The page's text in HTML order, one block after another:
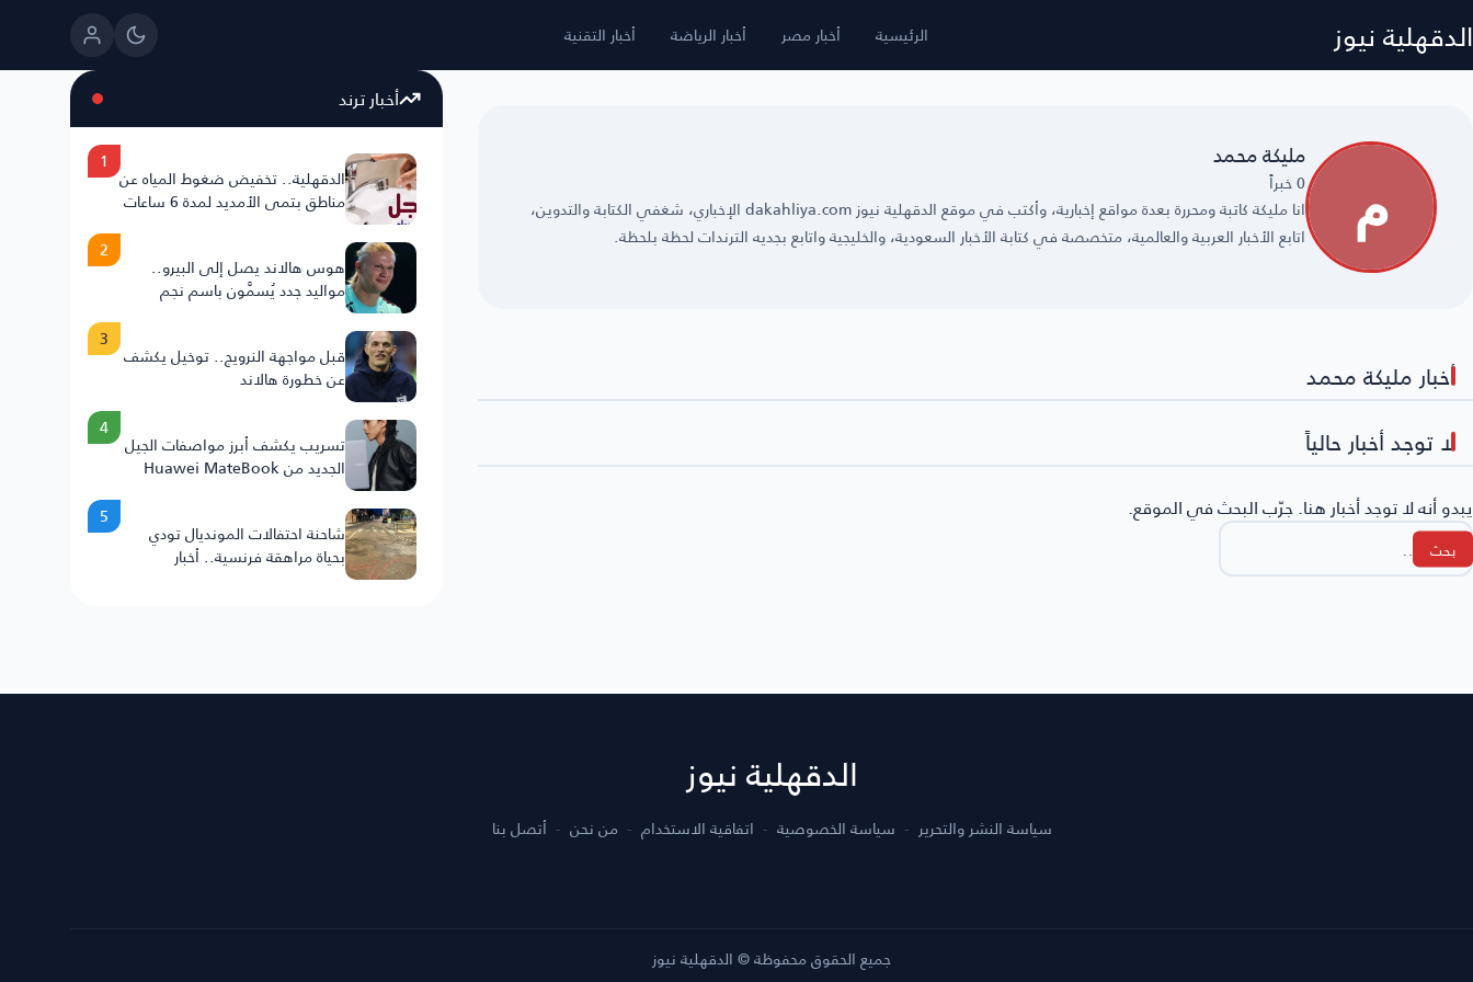
الدقهلية نيوز الرئيسية أخبار مصر أخبار الرياضة أخبار التقنية
مليكة محمد
0 خبراً
انا مليكة كاتبة ومحررة بعدة مواقع إخبارية، وأكتب في موقع الدقهلية نيوز dakahliya.com الإخباري، شغفي الكتابة والتدوين،
اتابع الأخبار العربية والعالمية، متخصصة في كتابة الأخبار السعودية، والخليجية واتابع بجديه الترندات لحظة بلحظة.
أخبار مليكة محمد
لا توجد أخبار حالياً
يبدو أنه لا توجد أخبار هنا. جرّب البحث في الموقع.
البحث
عن:
أخبار ترند
الدقهلية.. تخفيض ضغوط المياه عن
مناطق بتمي الأمديد لمدة 6 ساعات
1
هوس هالاند يصل إلى البيرو..
مواليد جدد يُسمَّون باسم نجم
2
قبل مواجهة النرويج.. توخيل يكشف
عن خطورة هالاند
3
تسريب يكشف أبرز مواصفات الجيل
الجديد من Huawei MateBook
4
شاحنة احتفالات المونديال تودي
بحياة مراهقة فرنسية.. أخبار
5
الدقهلية نيوز
سياسة النشر والتحرير سياسة الخصوصية اتفاقية الاستخدام من نحن أتصل بنا
جميع الحقوق محفوظة © الدقهلية نيوز